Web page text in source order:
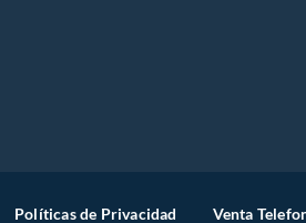
Políticas de Privacidad Venta